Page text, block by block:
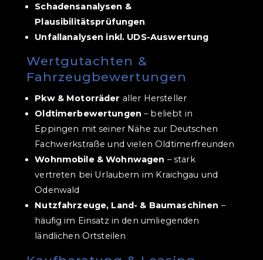
Schadensanalysen &
Plausibilitätsprüfungen
Unfallanalysen inkl. UDS-Auswertung
Wertgutachten &
Fahrzeugbewertungen
Pkw & Motorräder aller Hersteller
Oldtimerbewertungen – beliebt in
Eppingen mit seiner Nähe zur Deutschen
Fachwerkstraße und vielen Oldtimerfreunden
Wohnmobile & Wohnwagen – stark
vertreten bei Urlaubern im Kraichgau und
Odenwald
Nutzfahrzeuge, Land- & Baumaschinen –
häufig im Einsatz in den umliegenden
ländlichen Ortsteilen